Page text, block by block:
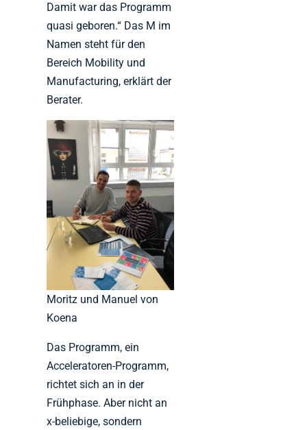
Damit war das Programm
quasi geboren.“ Das M im
Namen steht für den
Bereich Mobility und
Manufacturing, erklärt der
Berater.
Moritz und Manuel von
Koena
Das Programm, ein
Acceleratoren-Programm,
richtet sich an in der
Frühphase. Aber nicht an
x-beliebige, sondern